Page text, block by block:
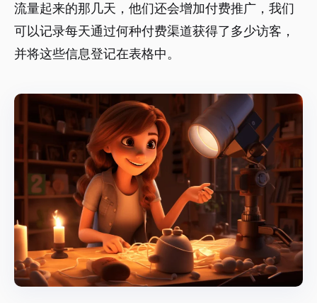
流量起来的那几天，他们还会增加付费推广，我们
可以记录每天通过何种付费渠道获得了多少访客，
并将这些信息登记在表格中。